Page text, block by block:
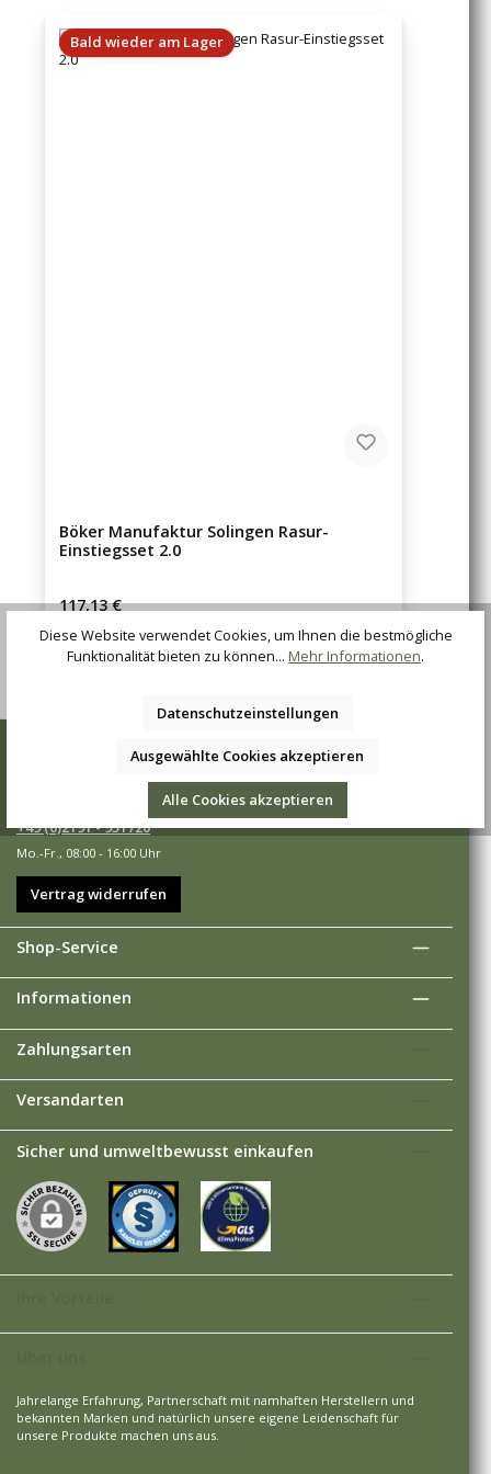
Bald wieder am Lager
Böker Manufaktur Solingen Rasur-
Einstiegsset 2.0
Regulärer Preis:
117,13 €
+49 (0)2191 - 951720
Mo.-Fr., 08:00 - 16:00 Uhr
Vertrag widerrufen
Shop-Service
Informationen
Zahlungsarten
Versandarten
Sicher und umweltbewusst einkaufen
Jahrelange Erfahrung, Partnerschaft mit namhaften Herstellern und
bekannten Marken und natürlich unsere eigene Leidenschaft für
unsere Produkte machen uns aus.
Diese Website verwendet Cookies, um Ihnen die bestmögliche
Funktionalität bieten zu können... Mehr Informationen.
Datenschutzeinstellungen
Ausgewählte Cookies akzeptieren
Alle Cookies akzeptieren